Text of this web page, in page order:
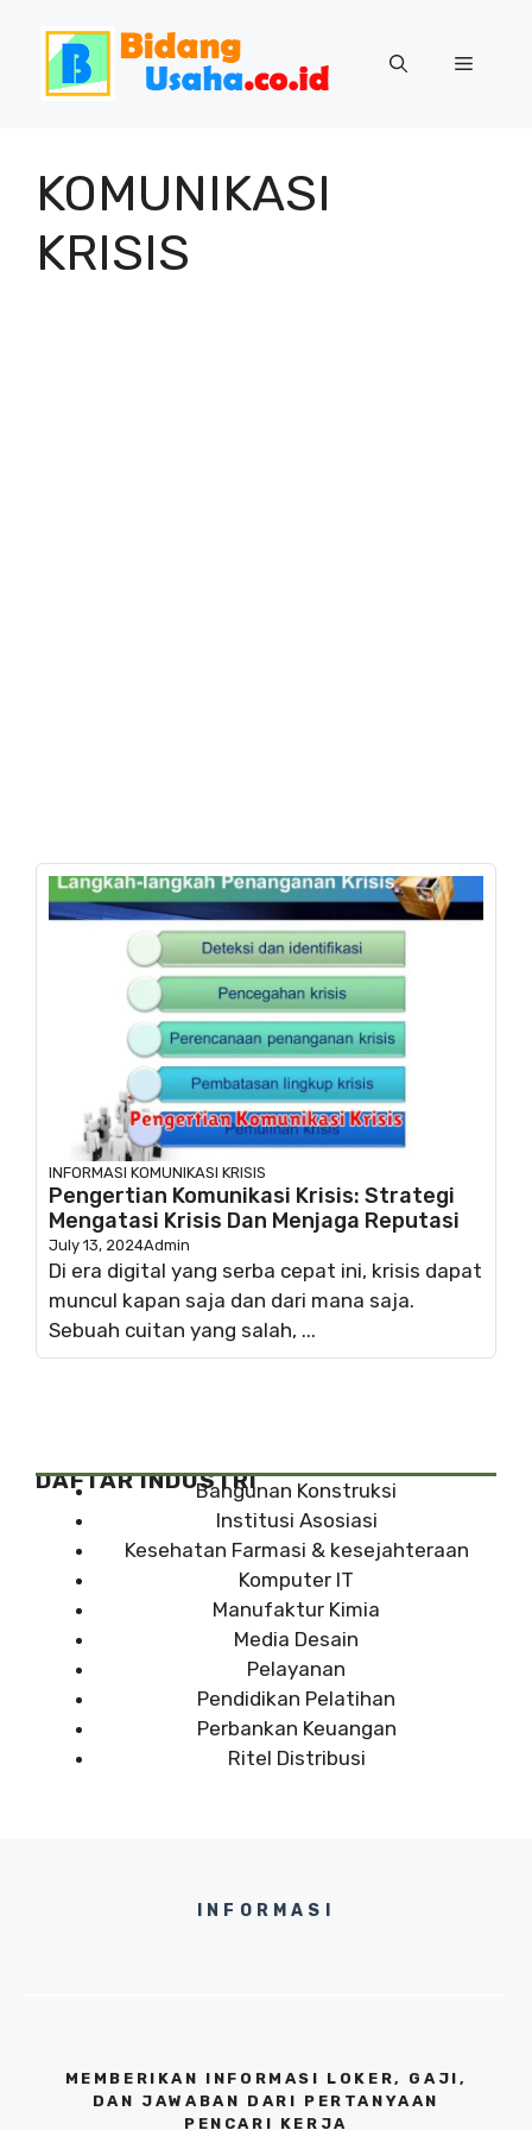
Menu
KOMUNIKASI
KRISIS
INFORMASI KOMUNIKASI KRISIS
Pengertian Komunikasi Krisis: Strategi
Mengatasi Krisis Dan Menjaga Reputasi
July 13, 2024Admin
Di era digital yang serba cepat ini, krisis dapat
muncul kapan saja dan dari mana saja.
Sebuah cuitan yang salah, ...
DAFTAR INDUSTRIBangunan Konstruksi
Institusi Asosiasi
Kesehatan Farmasi & kesejahteraan
Komputer IT
Manufaktur Kimia
Media Desain
Pelayanan
Pendidikan Pelatihan
Perbankan Keuangan
Ritel Distribusi
INFORMASI
MEMBERIKAN INFORMASI LOKER, GAJI,
DAN JAWABAN DARI PERTANYAAN
PENCARI KERJA